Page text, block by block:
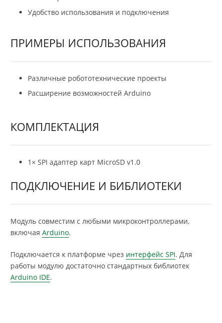
Удобство использования и подключения
ПРИМЕРЫ ИСПОЛЬЗОВАНИЯ
Различные робототехнические проекты
Расширение возможностей Arduino
КОМПЛЕКТАЦИЯ
1× SPI адаптер карт MicroSD v1.0
ПОДКЛЮЧЕНИЕ И БИБЛИОТЕКИ
Модуль совместим с любыми микроконтроллерами,
включая Arduino.
Подключается к платформе чрез интерфейс SPI. Для
работы модулю достаточно стандартных библиотек
Arduino IDE.